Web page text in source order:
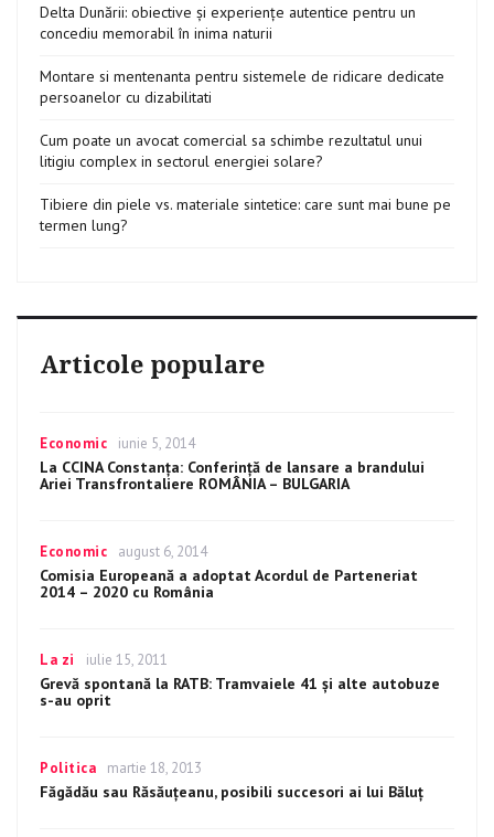
Delta Dunării: obiective și experiențe autentice pentru un
concediu memorabil în inima naturii
Montare si mentenanta pentru sistemele de ridicare dedicate
persoanelor cu dizabilitati
Cum poate un avocat comercial sa schimbe rezultatul unui
litigiu complex in sectorul energiei solare?
Tibiere din piele vs. materiale sintetice: care sunt mai bune pe
termen lung?
Articole populare
Categories
Economic
Posted
on
iunie 5, 2014
La CCINA Constanţa: Conferinţă de lansare a brandului
Ariei Transfrontaliere ROMÂNIA – BULGARIA
Categories
Economic
Posted
on
august 6, 2014
Comisia Europeană a adoptat Acordul de Parteneriat
2014 – 2020 cu România
Categories
La zi
Posted
on
iulie 15, 2011
Grevă spontană la RATB: Tramvaiele 41 şi alte autobuze
s-au oprit
Categories
Politica
Posted
on
martie 18, 2013
Făgădău sau Răsăuţeanu, posibili succesori ai lui Băluţ